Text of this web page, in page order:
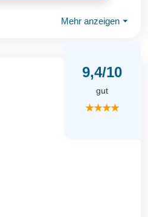
Mehr anzeigen ⏷
9,4/10
gut
★★★★